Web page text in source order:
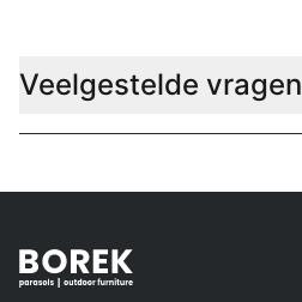
Veelgestelde vragen